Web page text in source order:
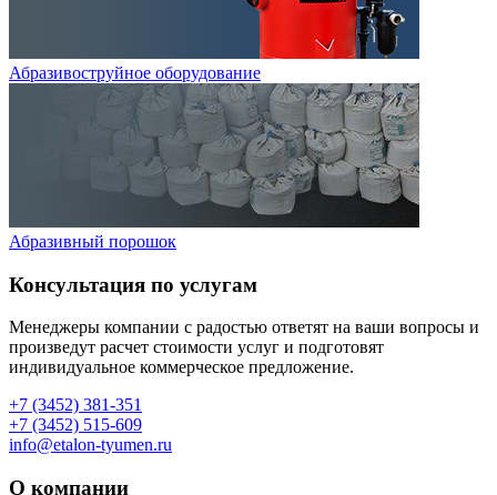
Абразивоструйное оборудование
Абразивный порошок
Консультация по услугам
Менеджеры компании с радостью ответят на ваши вопросы и
произведут расчет стоимости услуг и подготовят
индивидуальное коммерческое предложение.
+7 (3452) 381-351
+7 (3452) 515-609
info@etalon-tyumen.ru
О компании